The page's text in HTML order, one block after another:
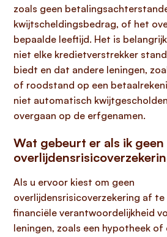
zoals geen
kwijtscheldingsbedrag, of het
bepaalde leeftijd. Het is
niet elke kredietverstrekker
biedt en dat andere leningen,
of roodstand op een
niet automatisch
overgaan op de erfgenamen.
Wat gebeurt er als ik geen
Als u ervoor kiest om geen
overlijdensrisicoverzekering af
financiële verantwoordelijkheid
leningen, zoals een hypotheek of